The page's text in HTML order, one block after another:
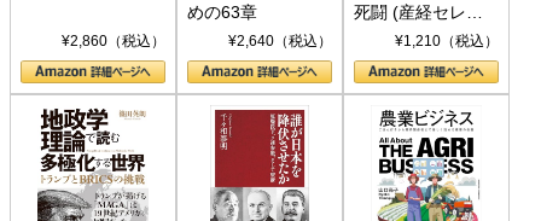
¥2,860（税込）
めの63章
¥2,640（税込）
死闘 (産経セレク
ト S 039)¥1,210（税込）